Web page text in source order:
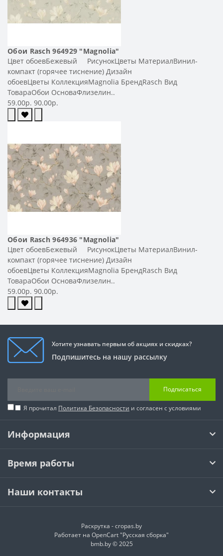
Обои Rasch 964929 "Magnolia"
Цвет обоевБежевый РисунокЦветы МатериалВинил-
компакт (горячее тиснение) Дизайн
обоевЦветы КоллекцияMagnolia БрендRasch Вид
ТовараОбои ОсноваФлизелин..
59.00р. 90.00р.
Обои Rasch 964936 "Magnolia"
Цвет обоевБежевый РисунокЦветы МатериалВинил-
компакт (горячее тиснение) Дизайн
обоевЦветы КоллекцияMagnolia БрендRasch Вид
ТовараОбои ОсноваФлизелин..
59.00р. 90.00р.
Хотите узнавать первым об акциях и скидках?
Подпишитесь на нашу рассылку
Подписаться
Я прочитал Политика Безопасности и согласен с условиями
Информация
Время работы
Наши контакты
Раскрутка -cropas.by
Работает на OpenCart "Русская сборка"
bmb.by © 2025